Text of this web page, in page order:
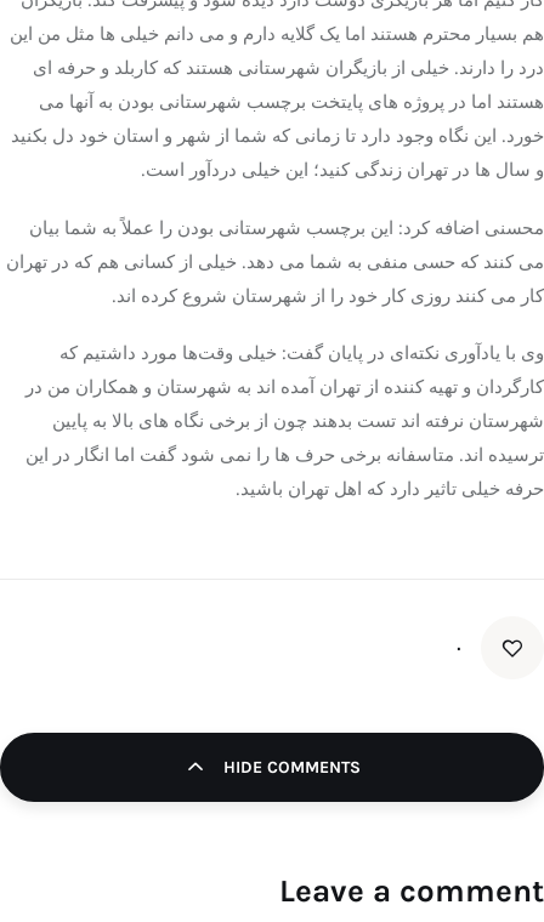
هم بسیار محترم هستند اما یک گلایه دارم و می دانم خیلی ها مثل من این
درد را دارند. خیلی از بازیگران شهرستانی هستند که کاربلد و حرفه ای
هستند اما در پروژه های پایتخت برچسب شهرستانی بودن به آنها می
خورد. این نگاه وجود دارد تا زمانی که شما از شهر و استان خود دل بکنید
و سال ها در تهران زندگی کنید؛ این خیلی دردآور است.
محسنی اضافه کرد: این برچسب شهرستانی بودن را عملاً به شما بیان
می کنند که حسی منفی به شما می دهد. خیلی از کسانی هم که در تهران
کار می کنند روزی کار خود را از شهرستان شروع کرده اند.
وی با یادآوری نکته‌ای در پایان گفت: خیلی وقت‌ها مورد داشتیم که
کارگردان و تهیه کننده از تهران آمده اند به شهرستان و همکاران من در
شهرستان نرفته اند تست بدهند چون از برخی نگاه های بالا به پایین
ترسیده اند. متاسفانه برخی حرف ها را نمی شود گفت اما انگار در این
حرفه خیلی تاثیر دارد که اهل تهران باشید.
۰
HIDE COMMENTS
Leave a comment